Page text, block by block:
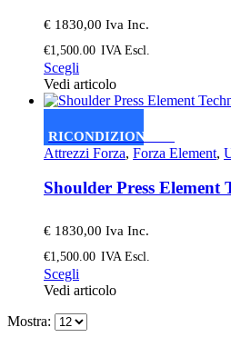
nella
del
prodotto
€ 1830,00 Iva Inc.
€1,500.00 IVA Escl.
Scegli
prodotto
ha
varianti.
Le
opzioni
possono
essere
nella
del
prodotto
Vedi articolo
RICONDIZIONATO
Attrezzi Forza, Forza Element,
Shoulder Press Element
€ 1830,00 Iva Inc.
€1,500.00 IVA Escl.
Scegli
prodotto
più
Vedi articolo
Mostra: